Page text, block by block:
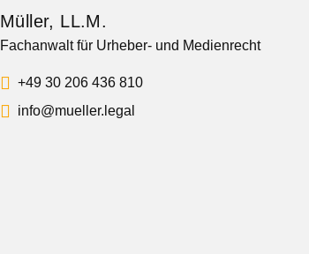
Müller, LL.M.
Fachanwalt für Urheber- und Medienrecht
+49 30 206 436 810
info@mueller.legal